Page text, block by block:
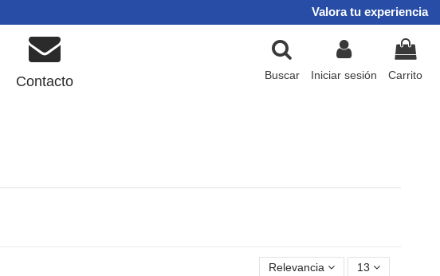
Valora tu experiencia
Contacto Buscar Iniciar sesión Carrito
Relevancia 13